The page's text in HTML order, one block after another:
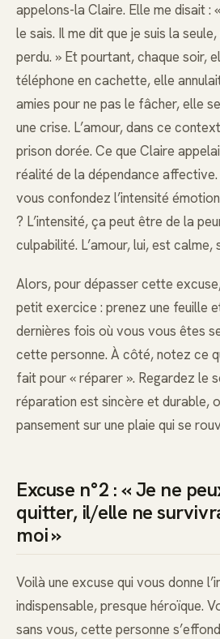
appelons-la Claire. Elle me disait :
le sais. Il me dit que je suis la
perdu. » Et pourtant, chaque soir,
téléphone en cachette, elle
amies pour ne pas le fâcher, elle
une crise. L’amour, dans ce
prison dorée. Ce que Claire
réalité de la dépendance
vous confondez l’intensité
? L’intensité, ça peut être de la
culpabilité. L’amour, lui, est calme,
Alors, pour dépasser cette
petit exercice : prenez une feuille
dernières fois où vous vous êtes
cette personne. À côté, notez ce
fait pour « réparer ». Regardez le
réparation est sincère et durable,
pansement sur une plaie qui se
Excuse n°2 : « Je ne
quitter, il/elle ne
moi »
Voilà une excuse qui vous donne
indispensable, presque héroïque.
sans vous, cette personne